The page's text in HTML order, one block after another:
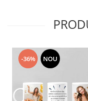
-36% NOU